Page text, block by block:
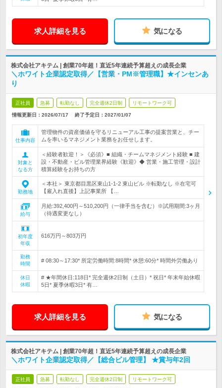
求人詳細を見る 気になる
株式会社アキテム | 創業70年超！直近5年連続予算超えの成長企業
＼ホワイト企業認定取得／【営業・PM※管理職】★インセンあ
り
正社員 急募 転勤なし 完全週休2日制 リモートワーク可
情報更新日：2026/07/17 終了予定日： 2027/01/07
仕事内容
管理物件の資産価値を守るリニューアル工事の提案営業と、チー
ムを率いるマネジメント業務をお任せします。
対象と
なる方
＜経験者歓迎！＞《必須》■ 組織・チームマネジメント経験 ■ 建
設・不動産・ビル管理業界経験《歓迎》◆ 営業・施工管理・設計
積算経験をお持ちの方
勤務地
＜本社＞ 東京都目黒区東山1-1-2 東山ビル ※転勤なし ※在宅可
【雇入れ直後】上記事業所 【…
給与
月給:392,400円～510,200円（一律手当を含む）※試用期間:3ヶ月
（待遇変更なし）
初年度
年収
616万円～803万円
勤務
時間
# 08:30～17:30* 所定労働時間:8時間* 休憩:60分* 時間外労働あり
休日
休暇
# ★年間休日:118日* 完全週休2日制（土日）* 祝日* 年末年始休暇
5日* 夏季休暇3日* 有…
求人詳細を見る 気になる
株式会社アキテム | 創業70年超！直近5年連続予算超えの成長企業
＼ホワイト企業認定取得／【総合ビル管理】 ★賞与年2回
正社員 急募 転勤なし 完全週休2日制 リモートワーク可